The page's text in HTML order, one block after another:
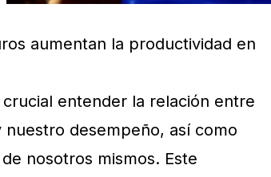
aumentan la productividad en
entender la relación entre
desempeño, así como
nosotros mismos. Este